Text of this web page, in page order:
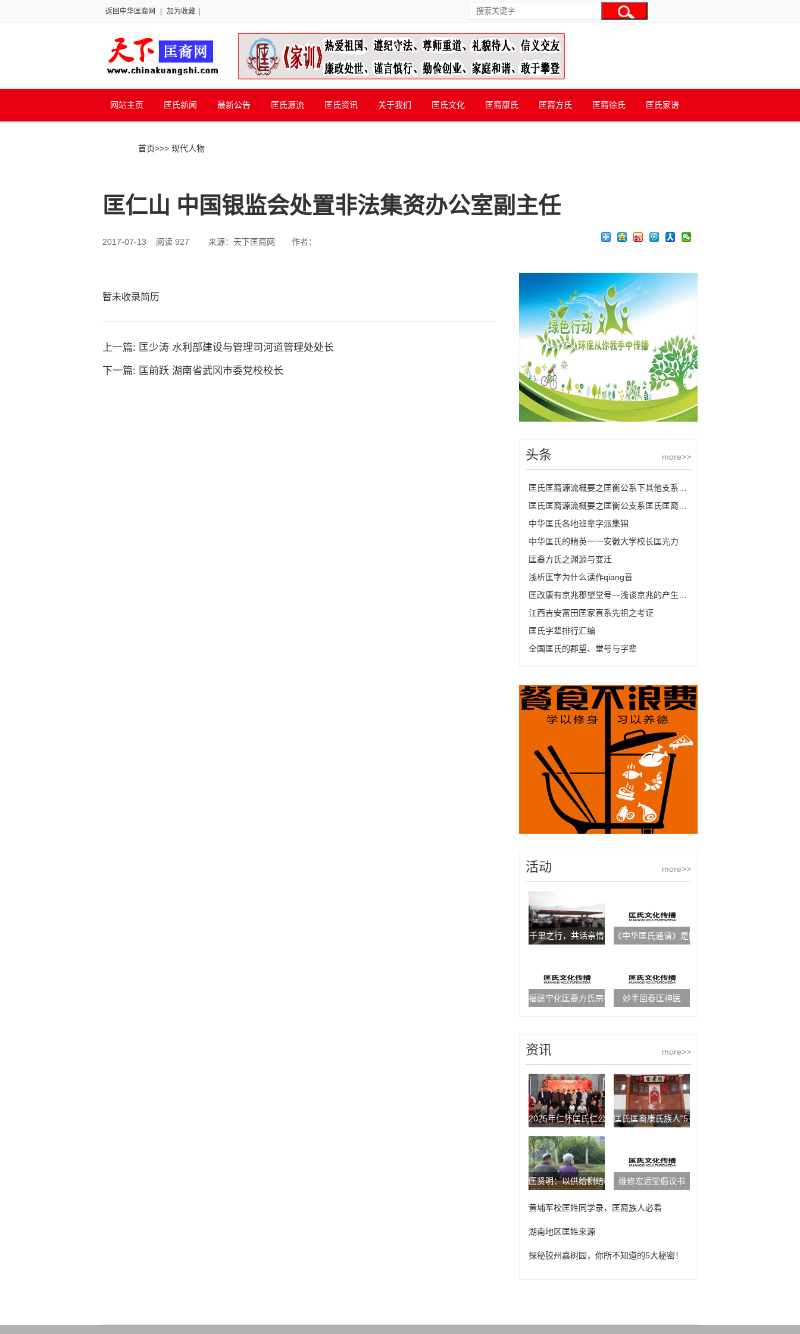
返回中华匡裔网 加为收藏
网站主页 匡氏新闻 最新公告 匡氏源流 匡氏资讯 关于我们 匡氏文化 匡裔康氏 匡裔方氏 匡裔徐氏 匡氏家谱
首页>>> 现代人物
匡仁山 中国银监会处置非法集资办公室副主任
2017-07-13 阅读 927 来源：天下匡裔网 作者：
暂未收录简历
上一篇: 匡少涛 水利部建设与管理司河道管理处处长
下一篇: 匡前跃 湖南省武冈市委党校校长
more>>
头条
中华匡氏各地班辈字派集锦
中华匡氏的精英一一安徽大学校长匡光力
匡裔方氏之渊源与变迁
浅析匡字为什么读作qiang音
江西吉安富田匡家直系先祖之考证
匡氏字辈排行汇编
全国匡氏的郡望、堂号与字辈
more>>
活动
千里之行，共话亲情 《中华匡氏通谱》是匡姓发展史上的一座历史丰碑
福建宁化匡裔方氏宗祠 妙手回春匡神医
more>>
资讯
2025年仁怀匡氏仁公后裔新春年会匡氏匡裔康氏族人“5·1”相聚宁公总祠
匡贤明：以供给侧结构性改革的办法稳需求
维修宏远堂倡议书
黄埔军校匡姓同学录，匡裔族人必看
湖南地区匡姓来源
探秘胶州嘉树园，你所不知道的5大秘密！